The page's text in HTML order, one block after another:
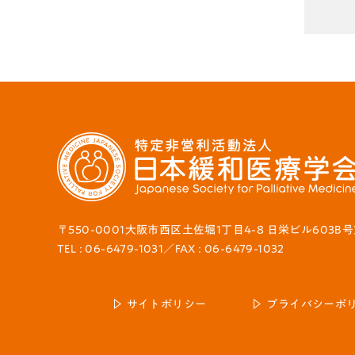
〒550-0001大阪市西区土佐堀1丁目4-8 日栄ビル603B号
TEL : 06-6479-1031／FAX : 06-6479-1032
サイトポリシー プライバシーポ